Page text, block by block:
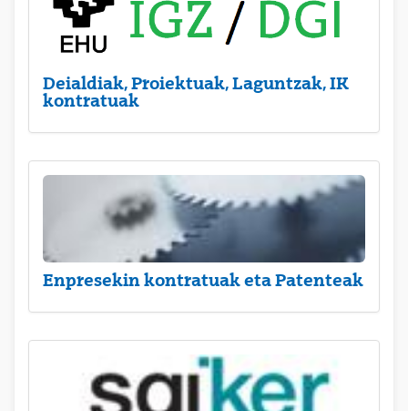
Deialdiak, Proiektuak, Laguntzak, IK
kontratuak
Enpresekin kontratuak eta Patenteak